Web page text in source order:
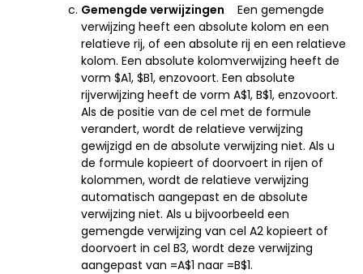
Gemengde verwijzingen Een gemengde
verwijzing heeft een absolute kolom en een
relatieve rij, of een absolute rij en een relatieve
kolom. Een absolute kolomverwijzing heeft de
vorm $A1, $B1, enzovoort. Een absolute
rijverwijzing heeft de vorm A$1, B$1, enzovoort.
Als de positie van de cel met de formule
verandert, wordt de relatieve verwijzing
gewijzigd en de absolute verwijzing niet. Als u
de formule kopieert of doorvoert in rijen of
kolommen, wordt de relatieve verwijzing
automatisch aangepast en de absolute
verwijzing niet. Als u bijvoorbeeld een
gemengde verwijzing van cel A2 kopieert of
doorvoert in cel B3, wordt deze verwijzing
aangepast van =A$1 naar =B$1.